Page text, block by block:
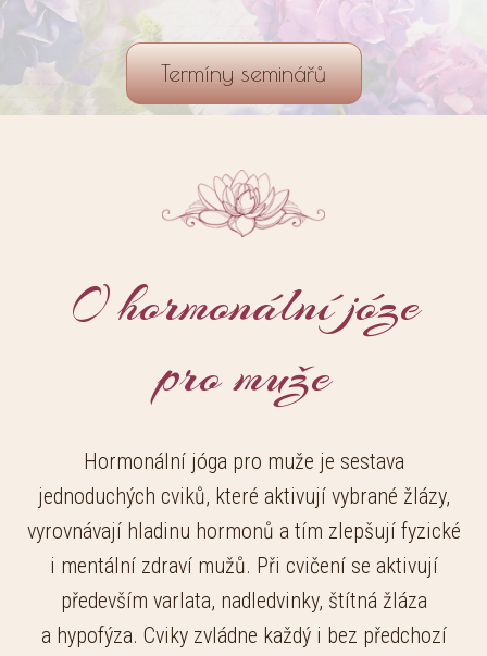
Termíny seminářů
O hormonální józe
pro muže
Hormonální jóga pro muže je sestava
jednoduchých cviků, které aktivují vybrané žlázy,
vyrovnávají hladinu hormonů a tím zlepšují fyzické
i mentální zdraví mužů. Při cvičení se aktivují
především varlata, nadledvinky, štítná žláza
a hypofýza. Cviky zvládne každý i bez předchozí